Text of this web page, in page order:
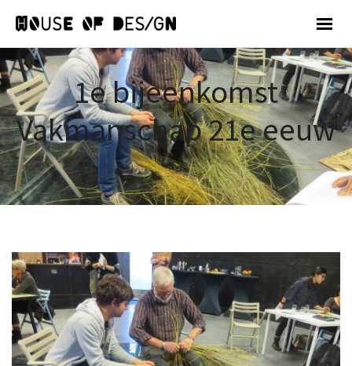
1e bijeenkomst
Vakmanschap 21e eeuw